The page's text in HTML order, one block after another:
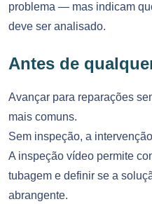
problema — mas indicam
deve ser analisado.
Antes de
Avançar para reparações
mais comuns.
Sem inspeção, a
A inspeção vídeo permite
tubagem e definir se a
abrangente.